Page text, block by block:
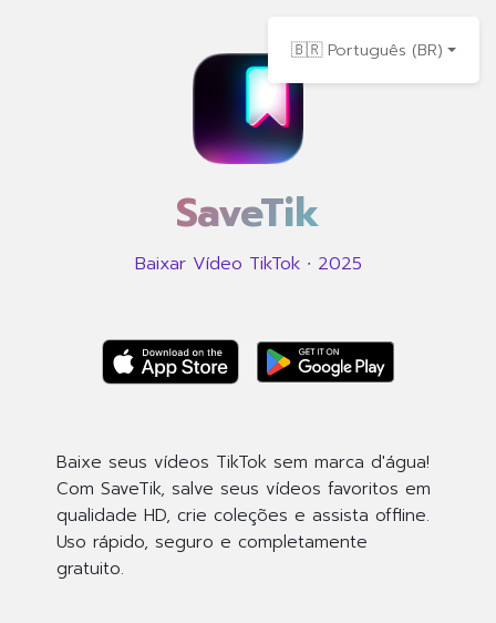
🇧🇷 Português (BR)
SaveTik
Baixar Vídeo TikTok ∙ 2025
Baixe seus vídeos TikTok sem marca d'água!
Com SaveTik, salve seus vídeos favoritos em
qualidade HD, crie coleções e assista offline.
Uso rápido, seguro e completamente
gratuito.